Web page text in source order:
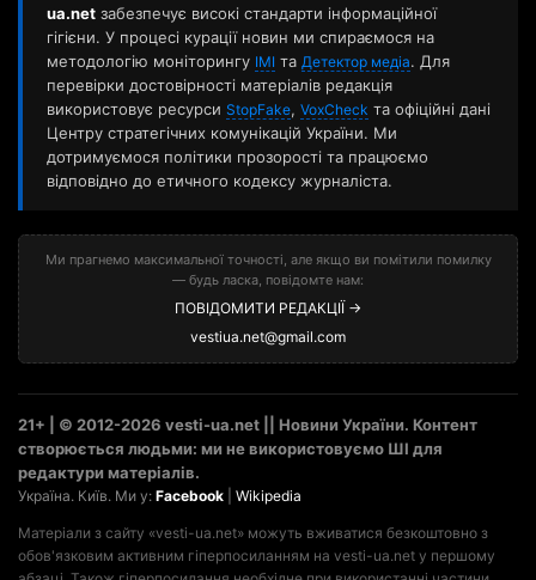
ua.net забезпечує високі стандарти інформаційної
гігієни. У процесі курації новин ми спираємося на
методологію моніторингу ІМІ та Детектор медіа. Для
перевірки достовірності матеріалів редакція
використовує ресурси StopFake, VoxCheck та офіційні дані
Центру стратегічних комунікацій України. Ми
дотримуємося політики прозорості та працюємо
відповідно до етичного кодексу журналіста.
Ми прагнемо максимальної точності, але якщо ви помітили помилку
— будь ласка, повідомте нам:
ПОВІДОМИТИ РЕДАКЦІЇ →
vestiua.net@gmail.com
21+ | © 2012-2026 vesti-ua.net || Новини України. Контент
створюється людьми: ми не використовуємо ШІ для
редактури матеріалів.
Україна. Київ. Ми у: Facebook Wikipedia
Матеріали з сайту «vesti-ua.net» можуть вживатися безкоштовно з
обов'язковим активним гіперпосиланням на vesti-ua.net у першому